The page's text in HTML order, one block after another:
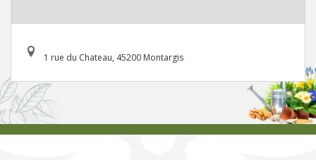
1 rue du Chateau, 45200 Montargis